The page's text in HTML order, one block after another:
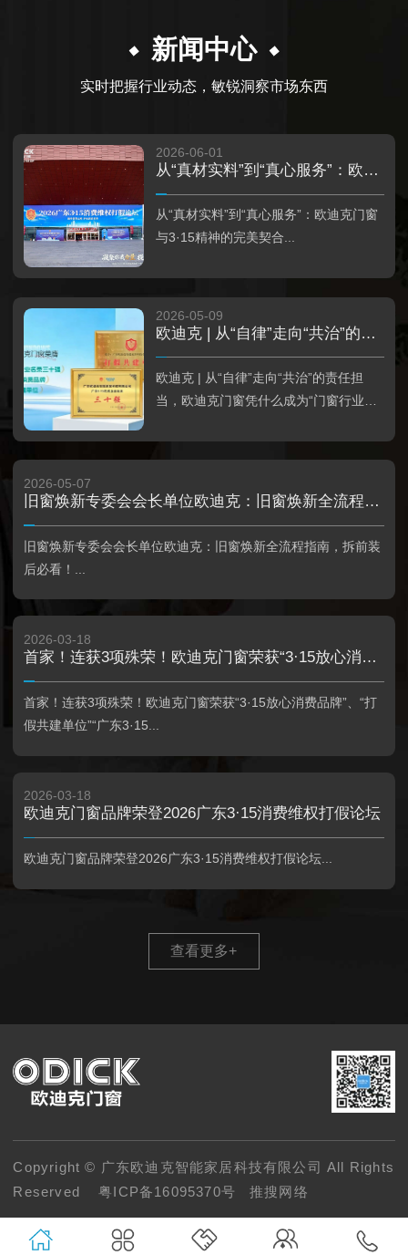
新闻中心
实时把握行业动态，敏锐洞察市场东西
2026-06-01
从“真材实料”到“真心服务”：欧迪克门窗与3·15精神的完美契合
从“真材实料”到“真心服务”：欧迪克门窗
与3·15精神的完美契合...
2026-05-09
欧迪克 | 从“自律”走向“共治”的责任担当，欧迪克门窗凭什么成为“门窗行业首家”？
欧迪克 | 从“自律”走向“共治”的责任担
当，欧迪克门窗凭什么成为“门窗行业首
2026-05-07
旧窗焕新专委会会长单位欧迪克：旧窗焕新全流程指南，拆前装后必看！
旧窗焕新专委会会长单位欧迪克：旧窗焕新全流程指南，拆前装
后必看！...
2026-03-18
首家！连获3项殊荣！欧迪克门窗荣获“3·15放心消费品牌”、“打假共建单位”“广东3·15优质企业名录三十强”
首家！连获3项殊荣！欧迪克门窗荣获“3·15放心消费品牌”、“打
假共建单位”“广东3·15...
2026-03-18
欧迪克门窗品牌荣登2026广东3·15消费维权打假论坛
欧迪克门窗品牌荣登2026广东3·15消费维权打假论坛...
查看更多+
Copyright © 广东欧迪克智能家居科技有限公司 All Rights
Reserved
粤ICP备16095370号 推搜网络